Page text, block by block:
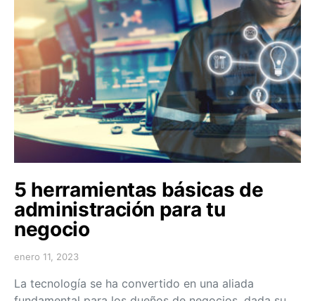
5 herramientas básicas de
administración para tu
negocio
enero 11, 2023
La tecnología se ha convertido en una aliada